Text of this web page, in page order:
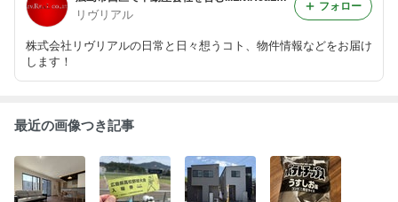
リヴリアル
株式会社リヴリアルの日常と日々想うコト、物件情報などをお届け
します！
フォロー
最近の画像つき記事